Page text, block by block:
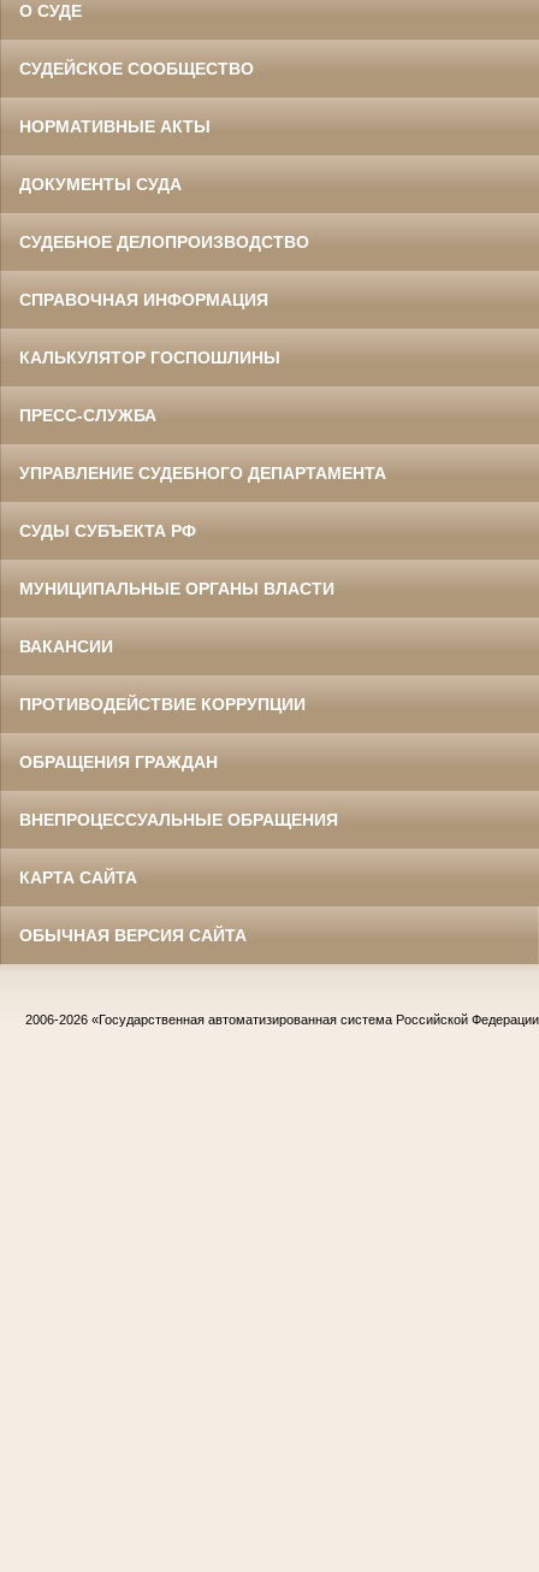
О СУДЕ
СУДЕЙСКОЕ СООБЩЕСТВО
НОРМАТИВНЫЕ АКТЫ
ДОКУМЕНТЫ СУДА
СУДЕБНОЕ ДЕЛОПРОИЗВОДСТВО
СПРАВОЧНАЯ ИНФОРМАЦИЯ
КАЛЬКУЛЯТОР ГОСПОШЛИНЫ
ПРЕСС-СЛУЖБА
УПРАВЛЕНИЕ СУДЕБНОГО ДЕПАРТАМЕНТА
СУДЫ СУБЪЕКТА РФ
МУНИЦИПАЛЬНЫЕ ОРГАНЫ ВЛАСТИ
ВАКАНСИИ
ПРОТИВОДЕЙСТВИЕ КОРРУПЦИИ
ОБРАЩЕНИЯ ГРАЖДАН
ВНЕПРОЦЕССУАЛЬНЫЕ ОБРАЩЕНИЯ
КАРТА САЙТА
ОБЫЧНАЯ ВЕРСИЯ САЙТА
2006-2026 «Государственная автоматизированная система Российской